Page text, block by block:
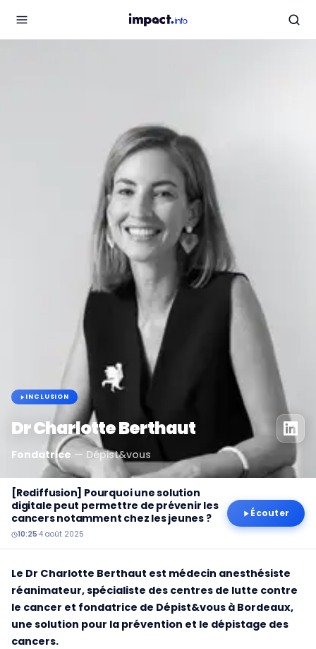
INCLUSION
Dr Charlotte Berthaut
Fondatrice — Dépist&vous
[Rediffusion] Pourquoi une solution
digitale peut permettre de prévenir les
cancers notamment chez les jeunes ?
10:25·4 août 2025
Écouter
Le Dr Charlotte Berthaut est médecin anesthésiste
réanimateur, spécialiste des centres de lutte contre
le cancer et fondatrice de Dépist&vous à Bordeaux,
une solution pour la prévention et le dépistage des
cancers.